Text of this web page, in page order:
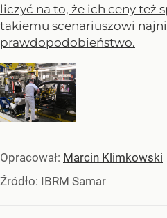
liczyć na to, że ich ceny też
takiemu scenariuszowi
prawdopodobieństwo.
Opracował: Marcin Klimkowski
Źródło: IBRM Samar